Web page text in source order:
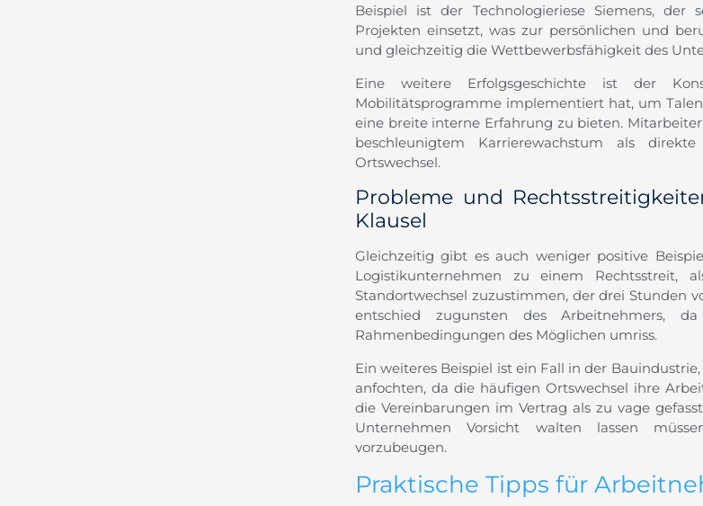
Beispiel ist der Technologieriese Siemens, der
Projekten einsetzt, was zur persönlichen und
und gleichzeitig die Wettbewerbsfähigkeit des
Eine weitere Erfolgsgeschichte ist der
Mobilitätsprogramme implementiert hat, um
eine breite interne Erfahrung zu bieten.
beschleunigtem Karrierewachstum als
Ortswechsel.
Probleme und
Klausel
Gleichzeitig gibt es auch weniger positive
Logistikunternehmen zu einem Rechtsstreit,
Standortwechsel zuzustimmen, der drei Stunden
entschied zugunsten des Arbeitnehmers,
Rahmenbedingungen des Möglichen umriss.
Ein weiteres Beispiel ist ein Fall in der
anfochten, da die häufigen Ortswechsel ihre
die Vereinbarungen im Vertrag als zu vage
Unternehmen Vorsicht walten lassen
vorzubeugen.
Praktische Tipps für